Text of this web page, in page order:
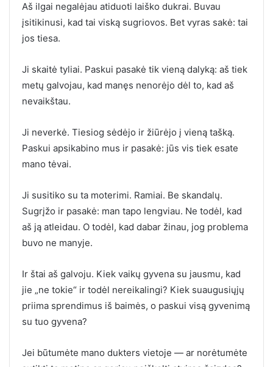
Aš ilgai negalėjau atiduoti laiško dukrai. Buvau
įsitikinusi, kad tai viską sugriovos. Bet vyras sakė: tai
jos tiesa.
Ji skaitė tyliai. Paskui pasakė tik vieną dalyką: aš tiek
metų galvojau, kad manęs nenorėjo dėl to, kad aš
nevaikštau.
Ji neverkė. Tiesiog sėdėjo ir žiūrėjo į vieną tašką.
Paskui apsikabino mus ir pasakė: jūs vis tiek esate
mano tėvai.
Ji susitiko su ta moterimi. Ramiai. Be skandalų.
Sugrįžo ir pasakė: man tapo lengviau. Ne todėl, kad
aš ją atleidau. O todėl, kad dabar žinau, jog problema
buvo ne manyje.
Ir štai aš galvoju. Kiek vaikų gyvena su jausmu, kad
jie „ne tokie“ ir todėl nereikalingi? Kiek suaugusiųjų
priima sprendimus iš baimės, o paskui visą gyvenimą
su tuo gyvena?
Jei būtumėte mano dukters vietoje — ar norėtumėte